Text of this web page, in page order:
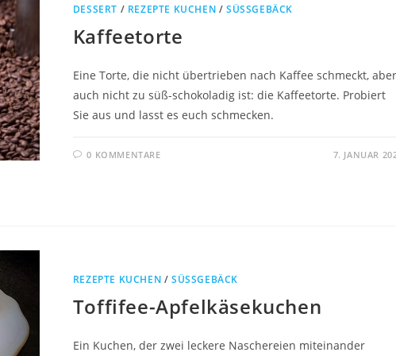
DESSERT / REZEPTE KUCHEN /SÜSSGEBÄCK
Kaffeetorte
Eine Torte, die nicht übertrieben nach Kaffee schmeckt, aber
auch nicht zu süß-schokoladig ist: die Kaffeetorte. Probiert
Sie aus und lasst es euch schmecken.
0 KOMMENTARE 7. JANUAR
REZEPTE KUCHEN /SÜSSGEBÄCK
Toffifee-Apfelkäsekuchen
Ein Kuchen, der zwei leckere Naschereien miteinander